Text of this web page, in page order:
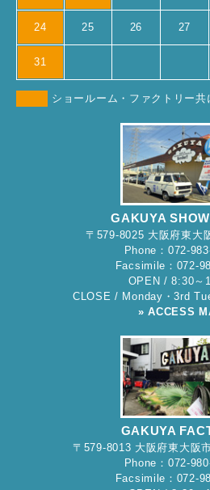
24 25 26 27
31
ショールーム・ファクトリー共
GAKUYA
〒579-8025 大阪府東大
Phone：072-
Facsimile：072-
OPEN / 8:30～
CLOSE / Monday・3rd
» ACCESS
GAKUYA
〒579-8013 大阪府東大阪
Phone：072-
Facsimile：072-